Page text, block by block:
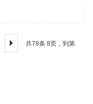
共78条 8页，到第